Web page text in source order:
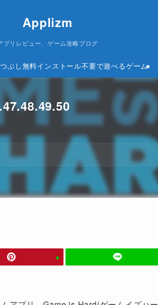
Applizm
プリレビュー、ゲーム攻略ブログ
ぶし無料インストール不要で遊べるゲーム